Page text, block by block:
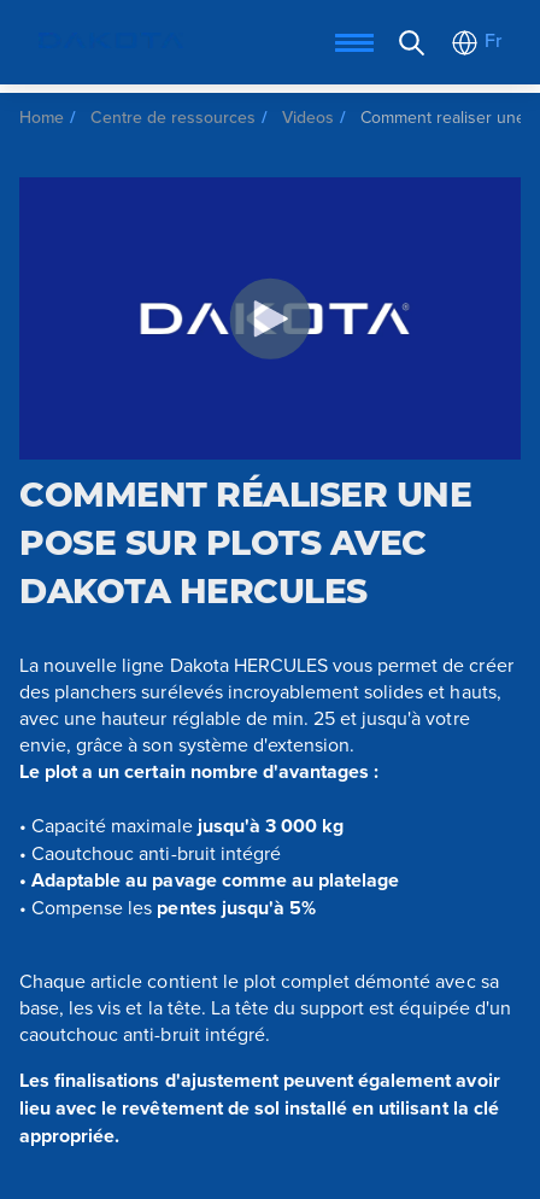
Fr
Home Centre de ressources Videos Comment realiser une
COMMENT RÉALISER UNE
POSE SUR PLOTS AVEC
DAKOTA HERCULES
La nouvelle ligne Dakota HERCULES vous permet de créer
des planchers surélevés incroyablement solides et hauts,
avec une hauteur réglable de min. 25 et jusqu'à votre
envie, grâce à son système d'extension.
Le plot a un certain nombre d'avantages :
• Capacité maximalejusqu'à 3 000 kg
• Caoutchouc anti-bruit intégré
• Adaptable au pavage comme au platelage
• Compense les pentes jusqu'à 5%
Chaque article contient le plot complet démonté avec sa
base, les vis et la tête. La tête du support est équipée d'un
caoutchouc anti-bruit intégré.
Les finalisations d'ajustement peuvent également avoir
lieu avec le revêtement de sol installé en utilisant la clé
appropriée.